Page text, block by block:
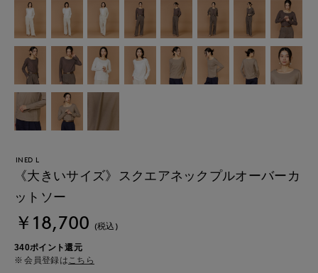
INED L
《大きいサイズ》スクエアネックプルオーバーカ
ットソー
￥18,700 (税込)
340ポイント還元
会員登録はこちら